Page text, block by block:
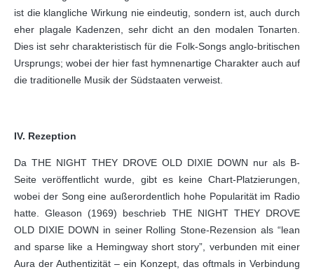
ist die klangliche Wirkung nie eindeutig, sondern ist, auch durch
eher plagale Kadenzen, sehr dicht an den modalen Tonarten.
Dies ist sehr charakteristisch für die Folk-Songs anglo-britischen
Ursprungs; wobei der hier fast hymnenartige Charakter auch auf
die traditionelle Musik der Südstaaten verweist.
IV. Rezeption
Da THE NIGHT THEY DROVE OLD DIXIE DOWN nur als B-
Seite veröffentlicht wurde, gibt es keine Chart-Platzierungen,
wobei der Song eine außerordentlich hohe Popularität im Radio
hatte. Gleason (1969) beschrieb THE NIGHT THEY DROVE
OLD DIXIE DOWN in seiner Rolling Stone-Rezension als “lean
and sparse like a Hemingway short story”, verbunden mit einer
Aura der Authentizität – ein Konzept, das oftmals in Verbindung